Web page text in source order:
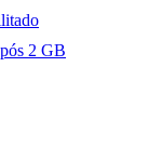
2 GB